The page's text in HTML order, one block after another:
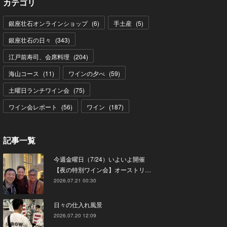
銀座壮石オンラインショップ (6) 手土産 (5)
銀座壮石の日々
(343)
江戸前寿司、会席料理 (204)
海山コース
(11) ワインの夕べ (59)
土曜日ランチワイン会 (75)
ワイン会レポート
(56) ワイン (187)
記事一覧
今週金曜日（7/24）いよいよ開催
【夜の特別ワイン会】オーストリ…
2026.07.21 00:30
日々の仕入れ風景
2026.07.20 12:09